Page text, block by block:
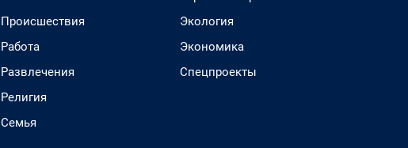
Происшествия
Работа
Развлечения
Религия
Семья
Экология
Экономика
Спецпроекты